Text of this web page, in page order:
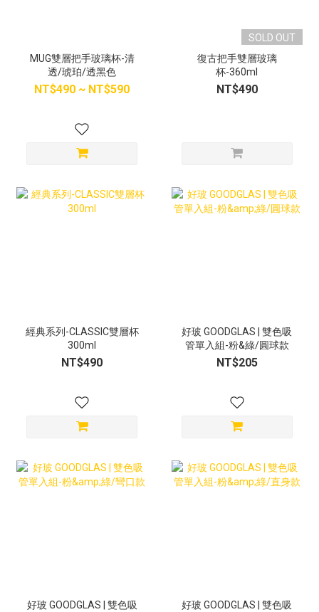
MUG雙層把手玻璃杯-清
透/琥珀/透黑色
NT$490 ~ NT$590
SOLD OUT
復古把手雙層玻璃
杯-360ml
NT$490
經典系列-CLASSIC雙層杯
300ml
NT$490
好玻 GOODGLAS | 雙色吸
管單入組-粉&綠/圓球款
NT$205
好玻 GOODGLAS | 雙色吸
好玻 GOODGLAS | 雙色吸